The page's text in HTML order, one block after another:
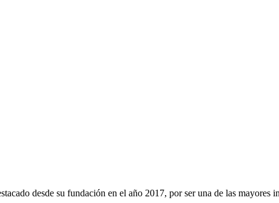
desde su fundación en el año 2017, por ser una de las mayores